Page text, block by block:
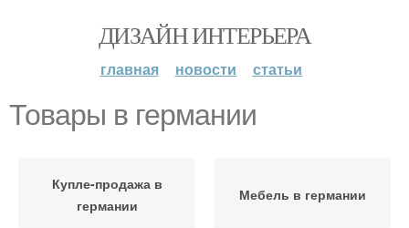
ДИЗАЙН ИНТЕРЬЕРА
главная новости статьи
Товары в германии
Купле-продажа в
германии
Мебель в германии